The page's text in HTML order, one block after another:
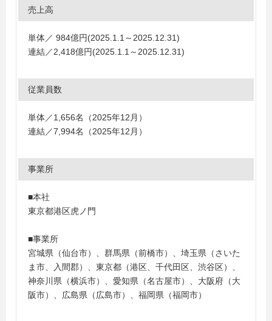
売上高
単体／ 984億円(2025.1.1～2025.12.31)
連結／2,418億円(2025.1.1～2025.12.31)
従業員数
単体／1,656名（2025年12月）
連結／7,994名（2025年12月）
事業所
■本社
東京都港区虎ノ門
■事業所
宮城県（仙台市）、群馬県（前橋市）、埼玉県（さいた
ま市、入間郡）、東京都（港区、千代田区、渋谷区）、
神奈川県（横浜市）、愛知県（名古屋市）、大阪府（大
阪市）、広島県（広島市）、福岡県（福岡市）